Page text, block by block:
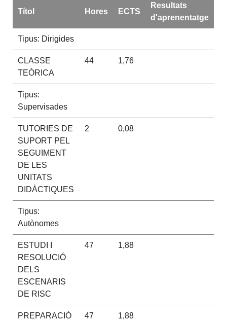
Títol Hores ECTS
Resultats
d'aprenentatge
Tipus: Dirigides
CLASSE
TEÒRICA
44 1,76
Tipus:
Supervisades
TUTORIES DE
SUPORT PEL
SEGUIMENT
DE LES
UNITATS
DIDÀCTIQUES
2 0,08
Tipus:
Autònomes
ESTUDI I
RESOLUCIÓ
DELS
ESCENARIS
DE RISC
47 1,88
PREPARACIÓ 47 1,88